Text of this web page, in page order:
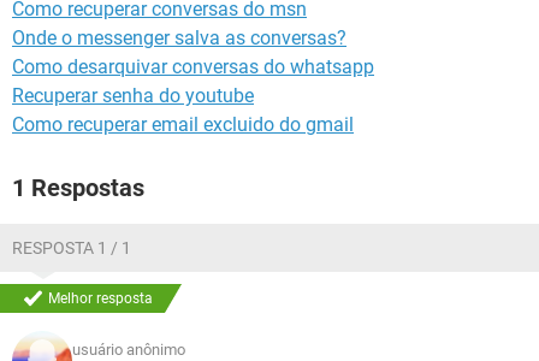
Como recuperar conversas do msn
Onde o messenger salva as conversas?
Como desarquivar conversas do whatsapp
Recuperar senha do youtube
Como recuperar email excluido do gmail
1 Respostas
RESPOSTA 1 / 1
Melhor resposta
usuário anônimo